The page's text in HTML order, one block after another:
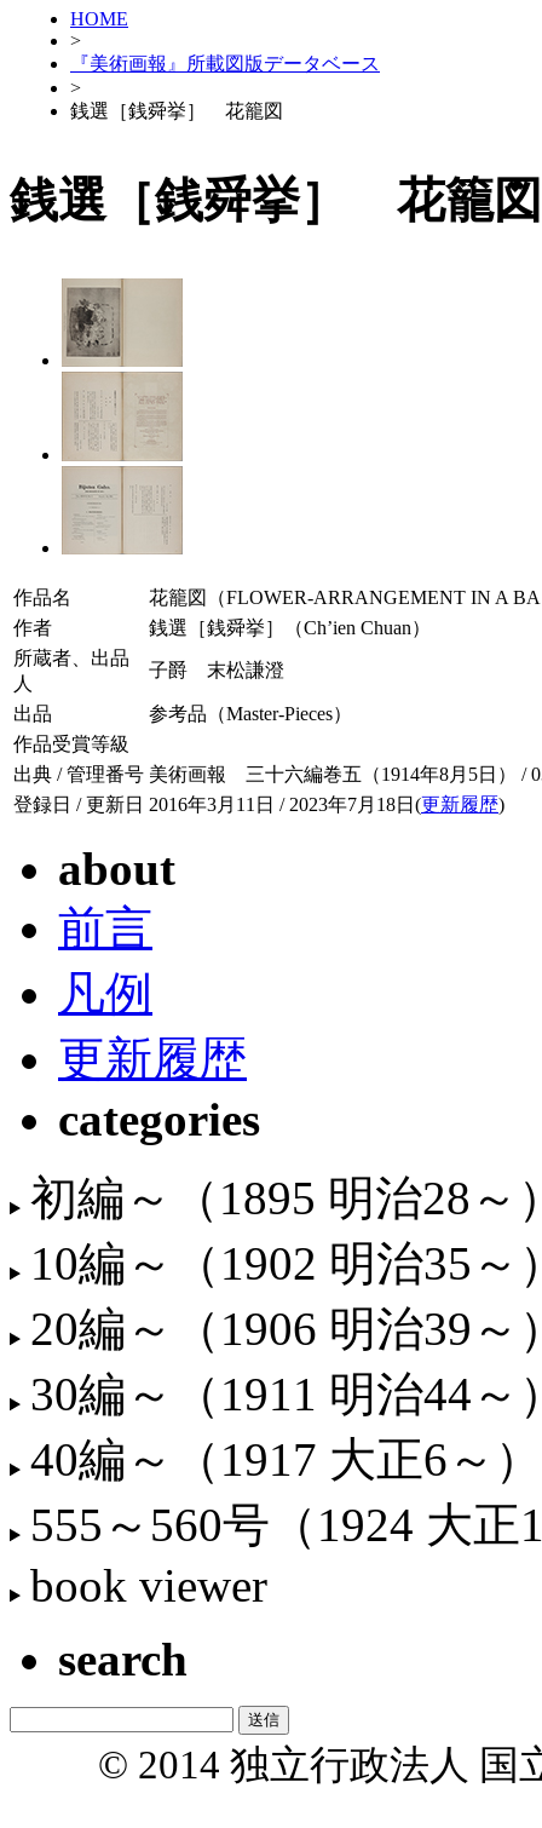
HOME
>
『美術画報』所載図版データベース
>
銭選［銭舜挙］ 花籠図
銭選［銭舜挙］ 花籠図
作品名
花籠図（FLOWER-ARRANGEMENT IN A
作者
銭選［銭舜挙］（Ch’ien Chuan）
所蔵者、出品
人
子爵 末松謙澄
出品
参考品（Master-Pieces）
作品受賞等級
出典 / 管理番号 美術画報 三十六編巻五（1914年8月5日） /
登録日 / 更新日 2016年3月11日 / 2023年7月18日(更新履歴)
about
前言
凡例
更新履歴
categories
初編～（1895 明治28～
10編～（1902 明治35～
20編～（1906 明治39～
30編～（1911 明治44～
40編～（1917 大正6～）
555～560号（1924 大正
book viewer
search
© 2014 独立行政法人 国